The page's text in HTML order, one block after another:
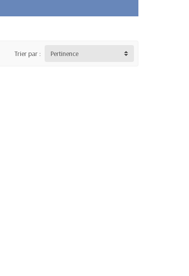
Trier par : Pertinence